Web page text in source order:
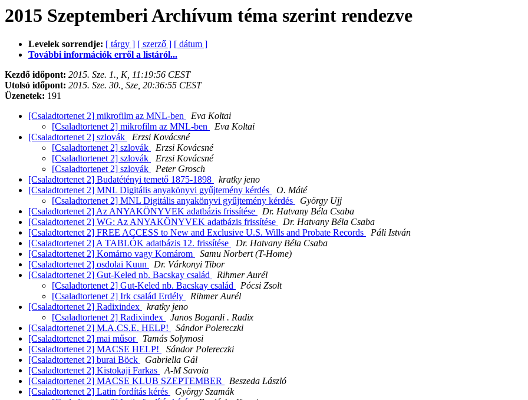
2015 Szeptemberi Archívum téma szerint rendezve
Levelek sorrendje: [ tárgy ] [ szerző ] [ dátum ]
További információk erről a listáról...
Kezdő időpont: 2015. Sze. 1., K, 11:19:56 CEST
Utolsó időpont: 2015. Sze. 30., Sze, 20:36:55 CEST
Üzenetek: 191
[Csaladtortenet 2] mikrofilm az MNL-ben
Eva Koltai
[Csaladtortenet 2] mikrofilm az MNL-ben
Eva Koltai
[Csaladtortenet 2] szlovák
Erzsi Kovácsné
[Csaladtortenet 2] szlovák
Erzsi Kovácsné
[Csaladtortenet 2] szlovák
Erzsi Kovácsné
[Csaladtortenet 2] szlovák
Peter Grosch
[Csaladtortenet 2] Budatétényi temető 1875-1898
kratky jeno
[Csaladtortenet 2] MNL Digitális anyakönyvi gyűjtemény kérdés
O. Máté
[Csaladtortenet 2] MNL Digitális anyakönyvi gyűjtemény kérdés
György Ujj
[Csaladtortenet 2] Az ANYAKÖNYVEK adatbázis frissítése
Dr. Hatvany Béla Csaba
[Csaladtortenet 2] WG: Az ANYAKÖNYVEK adatbázis frissítése
Dr. Hatvany Béla Csaba
[Csaladtortenet 2] FREE ACCESS to New and Exclusive U.S. Wills and Probate Records
Páli István
[Csaladtortenet 2] A TABLÓK adatbázis 12. frissítése
Dr. Hatvany Béla Csaba
[Csaladtortenet 2] Komárno vagy Komárom
Samu Norbert (T-Home)
[Csaladtortenet 2] osdolai Kuun
Dr. Várkonyi Tibor
[Csaladtortenet 2] Gut-Keled nb. Bacskay család
Rihmer Aurél
[Csaladtortenet 2] Gut-Keled nb. Bacskay család
Pócsi Zsolt
[Csaladtortenet 2] Irk család Erdély
Rihmer Aurél
[Csaladtortenet 2] Radixindex
kratky jeno
[Csaladtortenet 2] Radixindex
Janos Bogardi . Radix
[Csaladtortenet 2] M.A.CS.E. HELP!
Sándor Polereczki
[Csaladtortenet 2] mai műsor
Tamás Solymosi
[Csaladtortenet 2] MACSE HELP!
Sándor Polereczki
[Csaladtortenet 2] burai Böck
Gabriella Gál
[Csaladtortenet 2] Kistokaji Farkas
A-M Savoia
[Csaladtortenet 2] MACSE KLUB SZEPTEMBER
Beszeda László
[Csaladtortenet 2] Latin fordítás kérés
György Szamák